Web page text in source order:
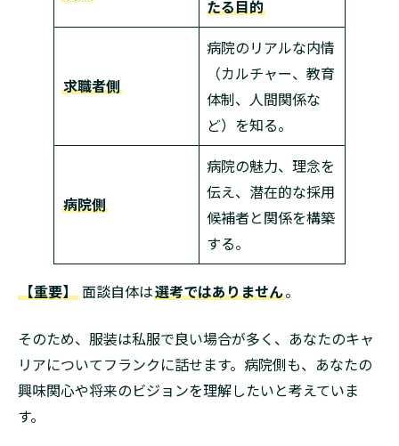
たる目的
求職者側
病院のリアルな内情
（カルチャー、教育
体制、人間関係な
ど）を知る。
病院側
病院の魅力、理念を
伝え、潜在的な採用
候補者と関係を構築
する。
【重要】 面談自体は選考ではありません。
そのため、服装は私服で良い場合が多く、あなたのキャ
リアについてフランクに話せます。病院側も、あなたの
興味関心や将来のビジョンを理解したいと考えていま
す。